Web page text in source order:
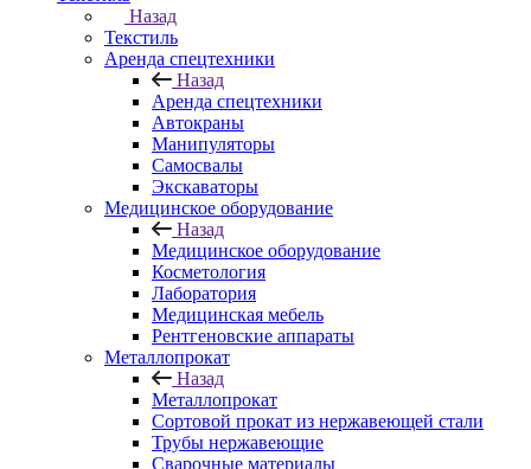
Назад
Текстиль
Аренда спецтехники
Назад
Аренда спецтехники
Автокраны
Манипуляторы
Самосвалы
Экскаваторы
Медицинское оборудование
Назад
Медицинское оборудование
Косметология
Лаборатория
Медицинская мебель
Рентгеновские аппараты
Металлопрокат
Назад
Металлопрокат
Сортовой прокат из нержавеющей стали
Трубы нержавеющие
Сварочные материалы